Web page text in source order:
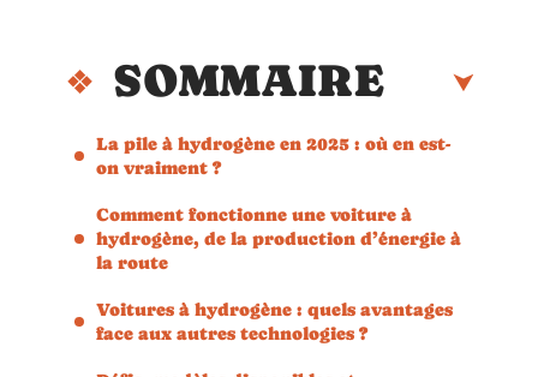
SOMMAIRE
La pile à hydrogène en 2025 : où en est-
on vraiment ?
Comment fonctionne une voiture à
hydrogène, de la production d’énergie à
la route
Voitures à hydrogène : quels avantages
face aux autres technologies ?